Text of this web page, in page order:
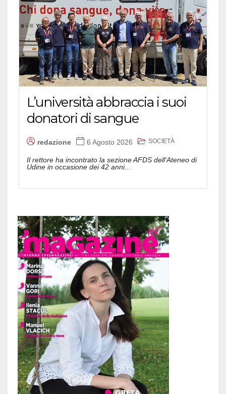
L’università abbraccia i suoi
donatori di sangue
redazione 6 Agosto 2026 SOCIETÀ
Il rettore ha incontrato la sezione AFDS dell'Ateneo di
Udine in occasione dei 42 anni...